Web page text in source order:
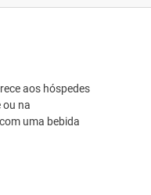
aos hóspedes
ou na
uma bebida